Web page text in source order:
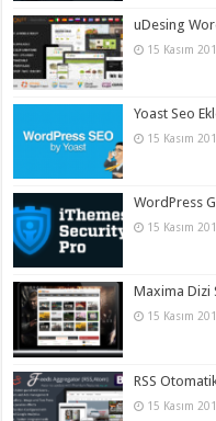
uDesing
15 Kasım
Yoast Seo
15 Kasım
WordPress
15 Kasım
Maxima Dizi
15 Kasım
RSS
15 Kasım